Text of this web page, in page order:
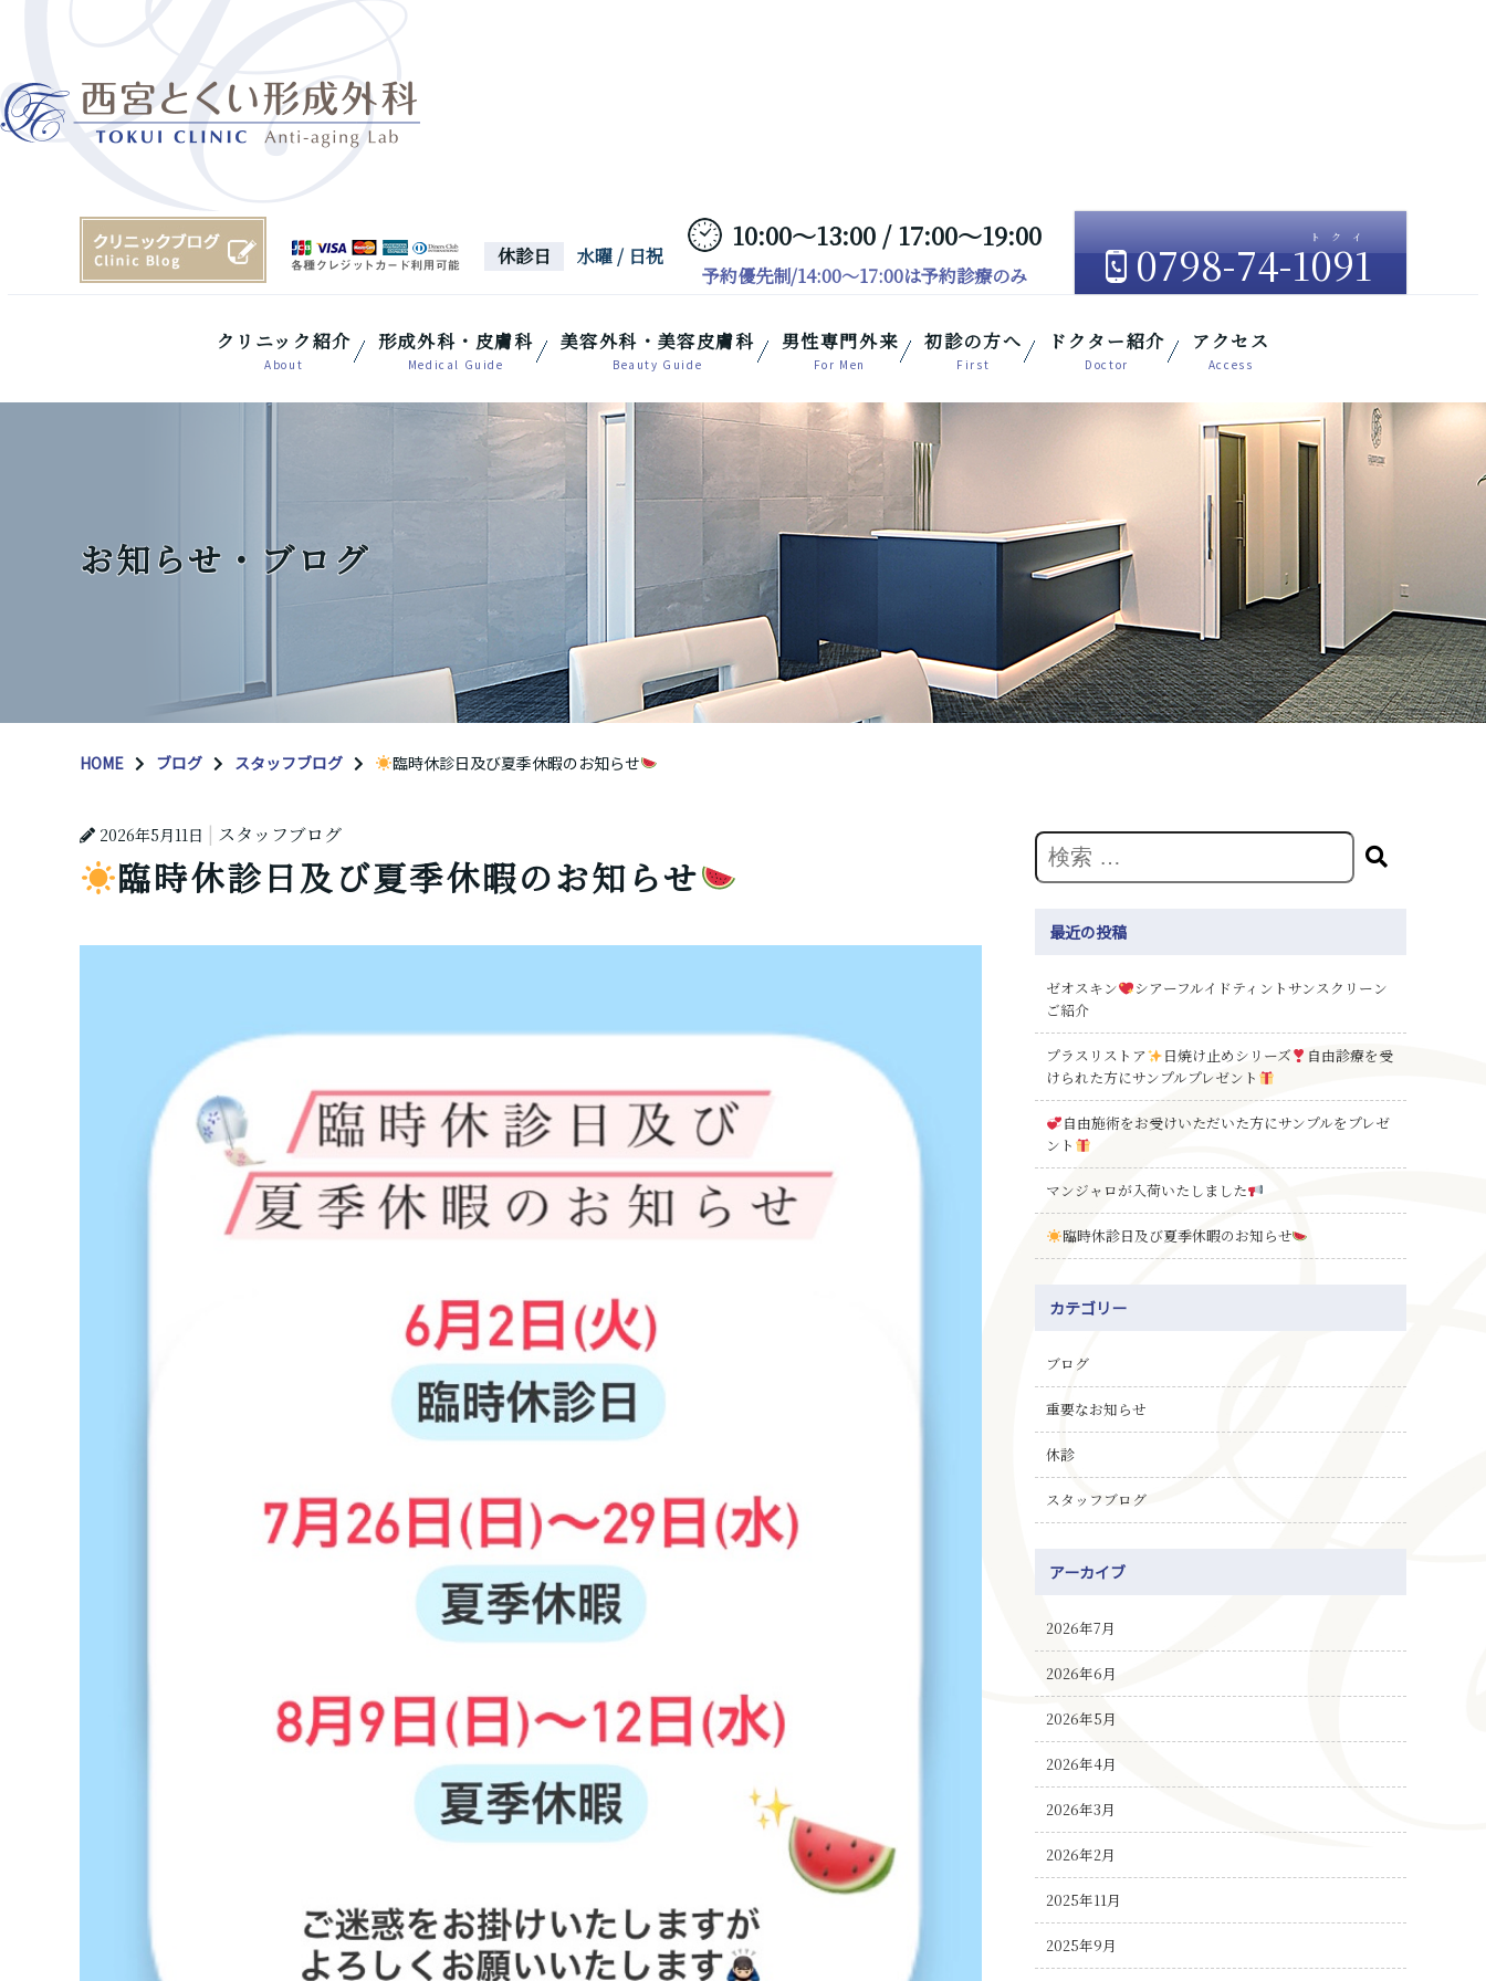
休診日 水曜 / 日祝
10:00～13:00 / 17:00～19:00
予約優先制/14:00～17:00は予約診療のみ 0798-74-1091
クリニック紹介 形成外科・皮膚科 美容外科・美容皮膚科 男性専門外来 初診の方へ ドクター紹介 アクセス
お知らせ・ブログ
HOME ブログ スタッフブログ 臨時休診日及び夏季休暇のお知らせ
2026年5月11日 スタッフブログ
臨時休診日及び夏季休暇のお知らせ
最近の投稿
ゼオスキン
シアーフルイドティントサンスクリーン
ご紹介
プラスリストア 日焼け止めシリーズ
自由診療を受
けられた方にサンプルプレゼント
自由施術をお受けいただいた方にサンプルをプレゼ
ント
マンジャロが入荷いたしました
臨時休診日及び夏季休暇のお知らせ
カテゴリー
ブログ
重要なお知らせ
休診
スタッフブログ
アーカイブ
2026年7月
2026年6月
2026年5月
2026年4月
2026年3月
2026年2月
2025年11月
2025年9月